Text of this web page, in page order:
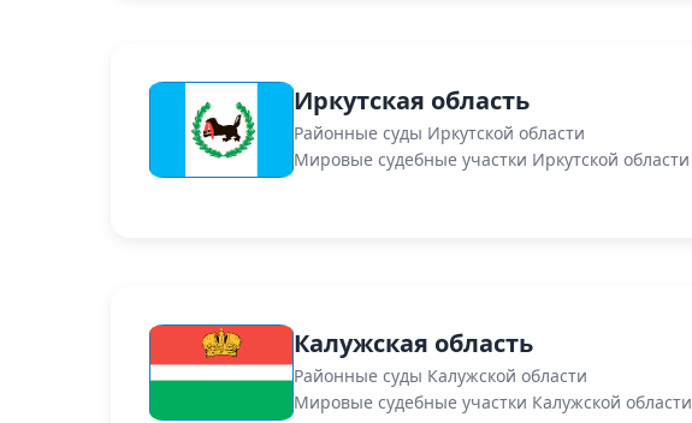
Иркутская область
Районные суды Иркутской области
Мировые судебные участки Иркутской области
Калужская область
Районные суды Калужской области
Мировые судебные участки Калужской области